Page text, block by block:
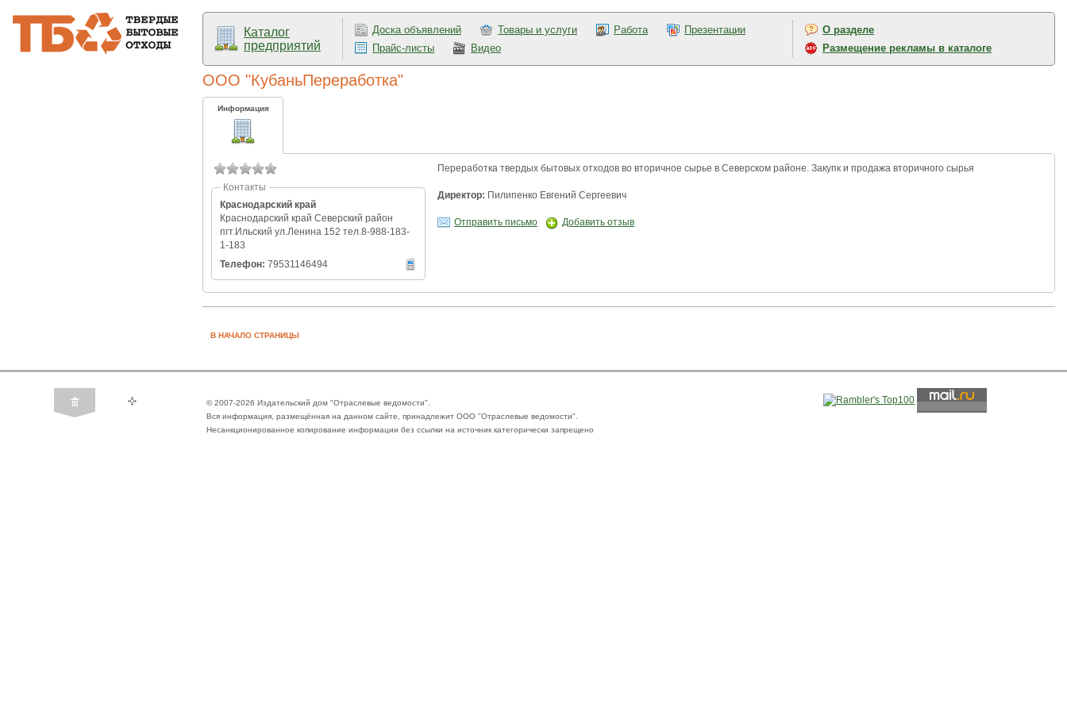
Каталог
предприятий
Доска объявлений Товары и услуги Работа
Презентации
Прайс-листы
Видео
О разделе
Размещение рекламы в каталоге
ООО "КубаньПереработка"
Информация
Контакты
Краснодарский край
Краснодарский край Северский район
пгт.Ильский ул.Ленина 152 тел.8-988-183-
1-183
Телефон: 79531146494
Переработка твердых бытовых отходов во вторичное сырье в Северском районе. Закупк и продажа вторичного сырья
Директор: Пилипенко Евгений Сергеевич
Отправить письмо Добавить отзыв
В НАЧАЛО СТРАНИЦЫ
© 2007-2026 Издательский дом "Отраслевые ведомости".
Вся информация, размещённая на данном сайте, принадлежит ООО "Отраслевые ведомости".
Несанкционированное копирование информации без ссылки на источник категорически запрещено